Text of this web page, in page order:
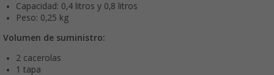
Capacidad: 0,4 litros y 0,8 litros
Peso: 0,25 kg
Volumen de suministro:
2 cacerolas
1 tapa